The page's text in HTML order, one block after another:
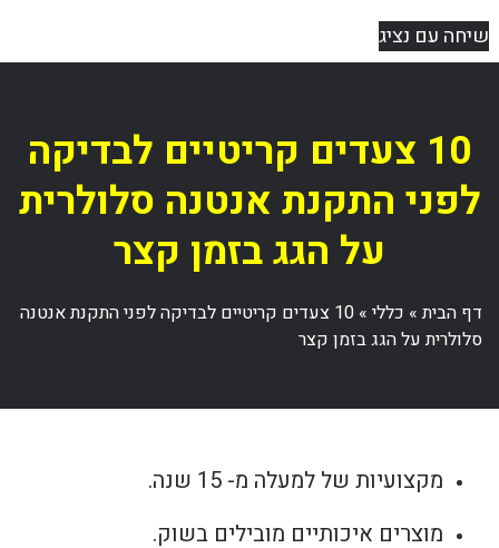
שיחה עם נציג
10 צעדים קריטיים לבדיקה
לפני התקנת אנטנה סלולרית
על הגג בזמן קצר
דף הבית» כללי»
10 צעדים קריטיים לבדיקה לפני התקנת אנטנה
סלולרית על הגג בזמן קצר
מקצועיות של למעלה מ- 15 שנה.
מוצרים איכותיים מובילים בשוק.